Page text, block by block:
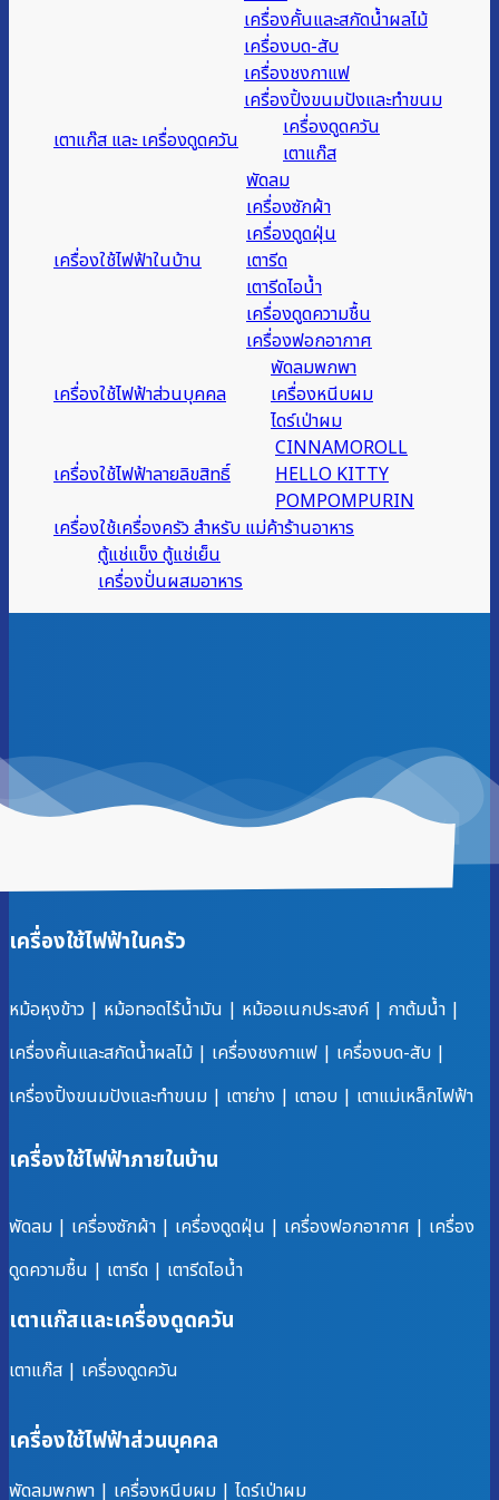
เครื่องคั้นและสกัดน้ำผลไม้
เครื่องบด-สับ
เครื่องชงกาแฟ
เครื่องปิ้งขนมปังและทำขนม
เตาแก๊ส และ เครื่องดูดควัน
เครื่องดูดควัน
เตาแก๊ส
เครื่องใช้ไฟฟ้าในบ้าน
พัดลม
เครื่องซักผ้า
เครื่องดูดฝุ่น
เตารีด
เตารีดไอน้ำ
เครื่องดูดความชื้น
เครื่องฟอกอากาศ
เครื่องใช้ไฟฟ้าส่วนบุคคล
พัดลมพกพา
เครื่องหนีบผม
ไดร์เป่าผม
เครื่องใช้ไฟฟ้าลายลิขสิทธิ์
CINNAMOROLL
HELLO KITTY
POMPOMPURIN
เครื่องใช้เครื่องครัว สำหรับ แม่ค้าร้านอาหาร
ตู้แช่แข็ง ตู้แช่เย็น
เครื่องปั่นผสมอาหาร
เครื่องใช้ไฟฟ้าในครัว
หม้อหุงข้าว | หม้อทอดไร้น้ำมัน | หม้ออเนกประสงค์ | กาต้มน้ำ |
เครื่องคั้นและสกัดน้ำผลไม้ | เครื่องชงกาแฟ | เครื่องบด-สับ |
เครื่องปิ้งขนมปังและทำขนม | เตาย่าง | เตาอบ | เตาแม่เหล็กไฟฟ้า
เครื่องใช้ไฟฟ้าภายในบ้าน
พัดลม | เครื่องซักผ้า | เครื่องดูดฝุ่น | เครื่องฟอกอากาศ | เครื่อง
ดูดความชื้น | เตารีด | เตารีดไอน้ำ
เตาแก๊สและเครื่องดูดควัน
เตาแก๊ส | เครื่องดูดควัน
เครื่องใช้ไฟฟ้าส่วนบุคคล
พัดลมพกพา | เครื่องหนีบผม | ไดร์เป่าผม